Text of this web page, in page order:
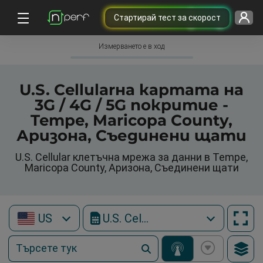
Cтартирай тест за скорост
Измерването е в ход
U.S. Cellularна картата на
3G / 4G / 5G покритие -
Tempe, Maricopa County,
Аризона, Съединени щати
U.S. Cellular клетъчна мрежа за данни в Tempe,
Maricopa County, Аризона, Съединени щати
US U.S. Cellular